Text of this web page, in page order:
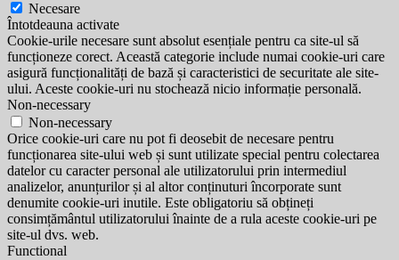
Necesare
Întotdeauna activate
Cookie-urile necesare sunt absolut esențiale pentru ca site-ul să
funcționeze corect. Această categorie include numai cookie-uri care
asigură funcționalități de bază și caracteristici de securitate ale site-
ului. Aceste cookie-uri nu stochează nicio informație personală.
Non-necessary
Non-necessary
Orice cookie-uri care nu pot fi deosebit de necesare pentru
funcționarea site-ului web și sunt utilizate special pentru colectarea
datelor cu caracter personal ale utilizatorului prin intermediul
analizelor, anunțurilor și al altor conținuturi încorporate sunt
denumite cookie-uri inutile. Este obligatoriu să obțineți
consimțământul utilizatorului înainte de a rula aceste cookie-uri pe
site-ul dvs. web.
Functional